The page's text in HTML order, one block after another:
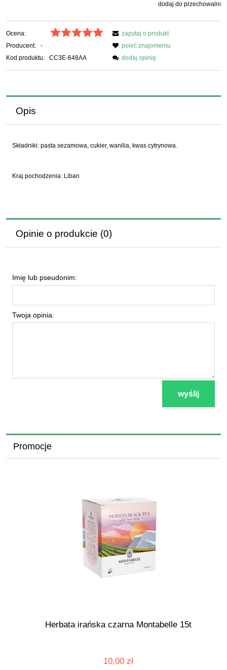
dodaj do przechowalni
Ocena:
Producent:
-
Kod produktu:
CC3E-648AA
zapytaj o produkt
poleć znajomemu
dodaj opinię
Opis
Składniki: pasta sezamowa, cukier, wanilia, kwas cytrynowa.
Kraj pochodzenia: Liban
Opinie o produkcie (0)
Imię lub pseudonim:
Twoja opinia:
wyślij
Promocje
Herbata irańska czarna Montabelle 15t
10,00 zł